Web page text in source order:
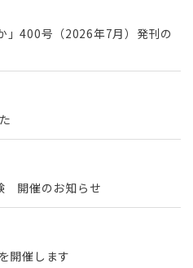
」400号（2026年7月）発刊の
開催のお知らせ
開催します